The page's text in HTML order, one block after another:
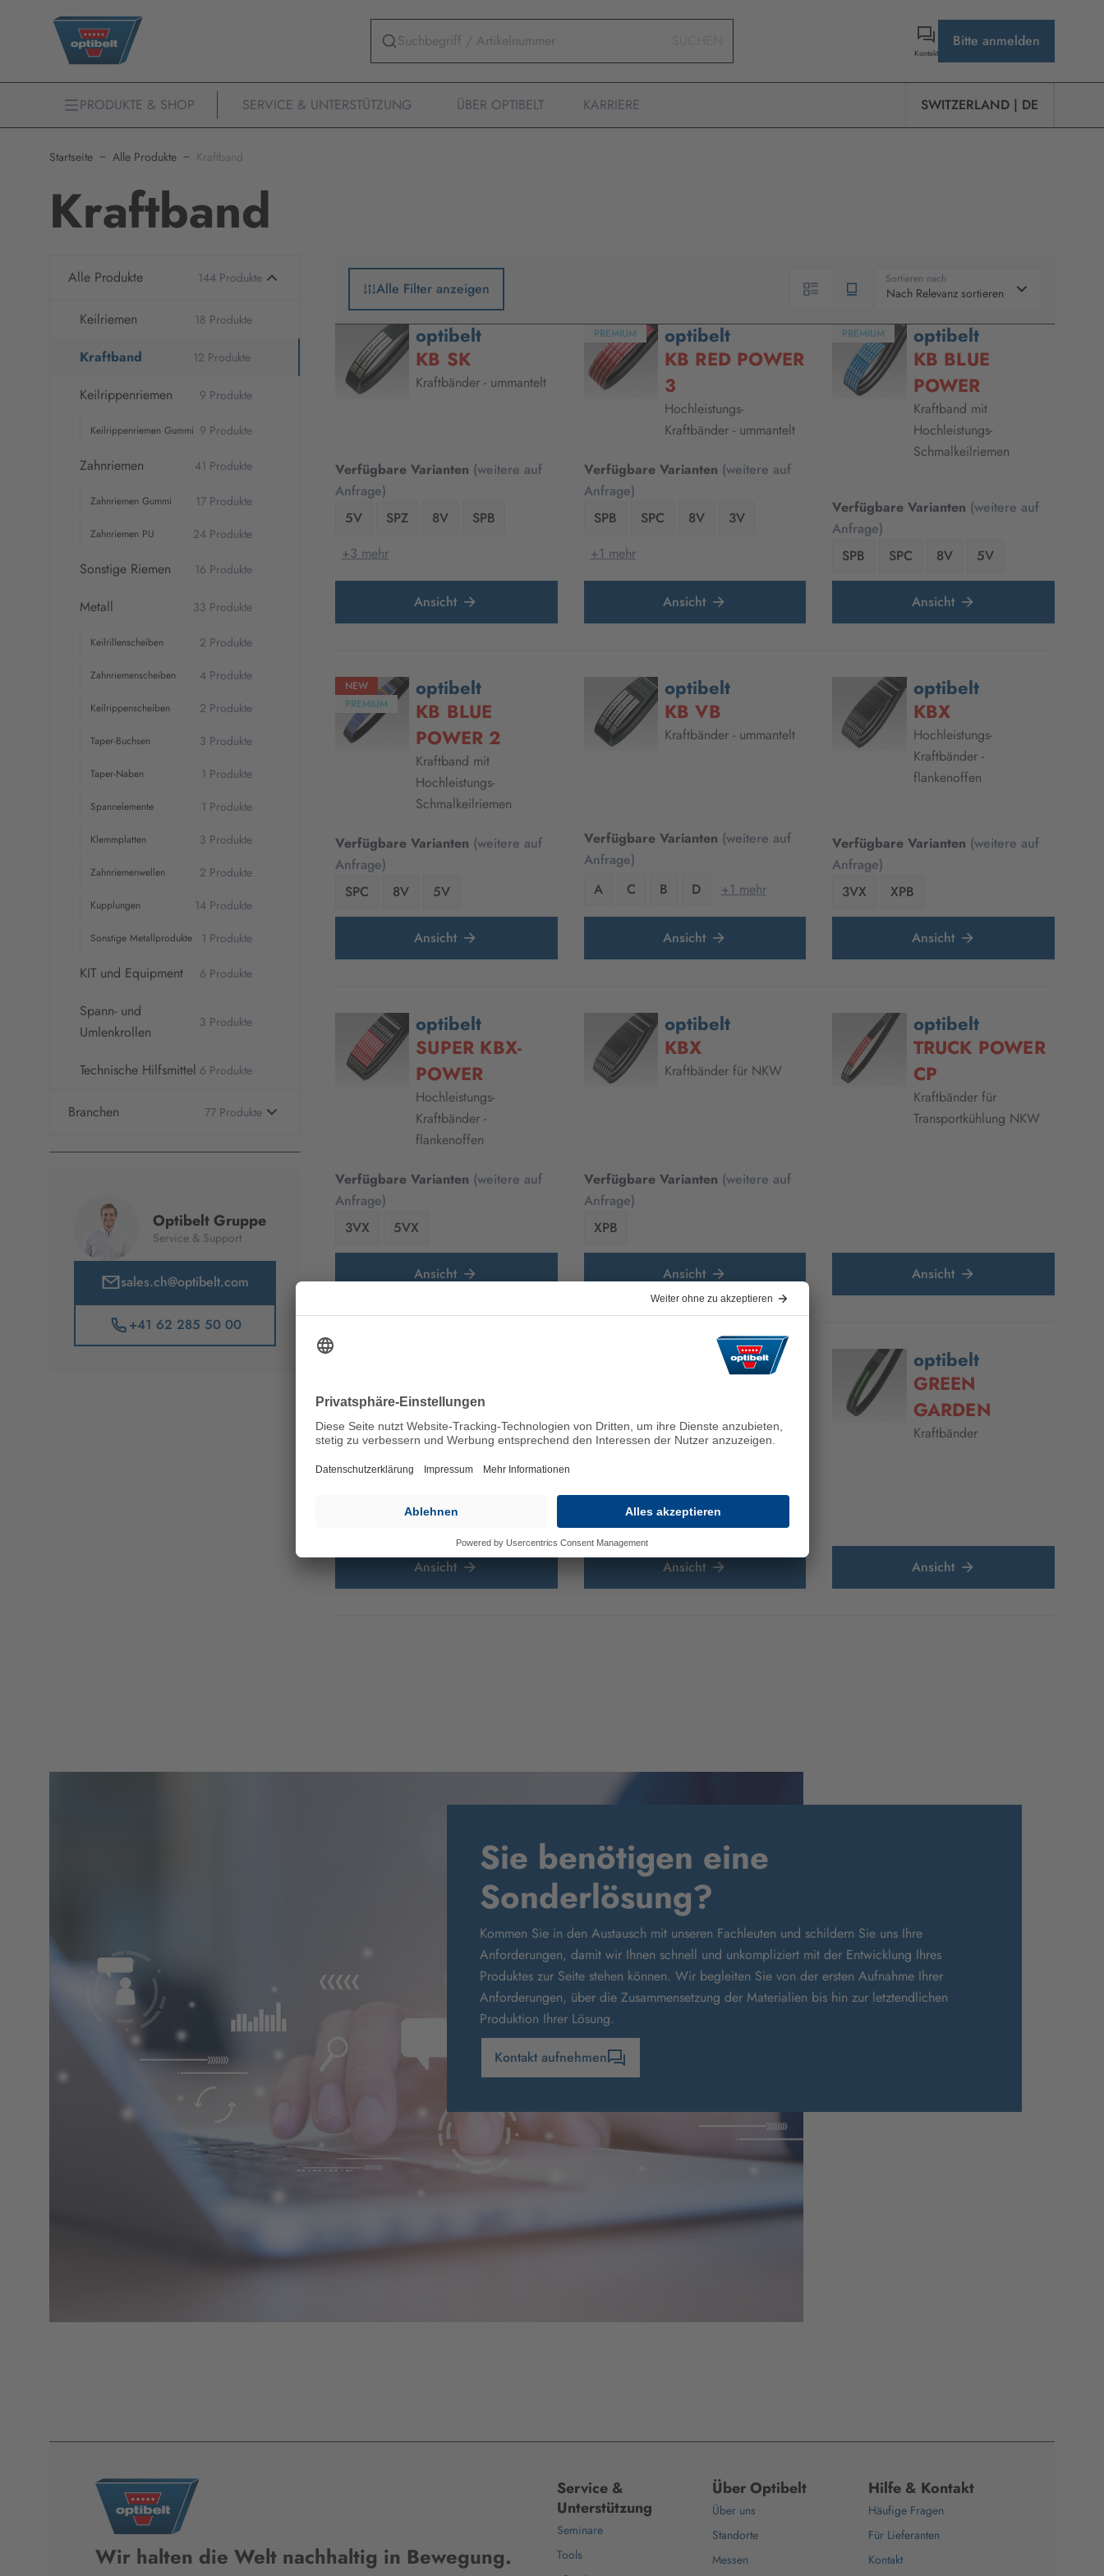
Kontakt
Bitte anmelden
PRODUKTE & SHOP SERVICE & UNTERSTÜTZUNG ÜBER OPTIBELT KARRIERE SWITZERLAND | DE
Startseite Alle Produkte Kraftband
Kraftband
Alle Produkte 144 Produkte
Keilriemen 18 Produkte
Kraftband 12 Produkte
Keilrippenriemen 9 Produkte
Keilrippenriemen Gummi 9 Produkte
Zahnriemen 41 Produkte
Zahnriemen Gummi 17 Produkte
Zahnriemen PU 24 Produkte
Sonstige Riemen 16 Produkte
Metall 33 Produkte
Keilrillenscheiben 2 Produkte
Zahnriemenscheiben 4 Produkte
Keilrippenscheiben 2 Produkte
Taper-Buchsen 3 Produkte
Taper-Naben 1 Produkte
Spannelemente 1 Produkte
Klemmplatten 3 Produkte
Zahnriemenwellen 2 Produkte
Kupplungen 14 Produkte
Sonstige Metallprodukte 1 Produkte
KIT und Equipment 6 Produkte
Spann- und
Umlenkrollen
3 Produkte
Technische Hilfsmittel 6 Produkte
Branchen 77 Produkte
Automotive 23 Produkte
Truck Power 11 Produkte
Druck & Papier 8 Produkte
Gartentechnik
Landtechnik 7 Produkte
Optibelt Gruppe
Service & Support
sales.ch@optibelt.com
+41 62 285 50 00
Alle Filter anzeigen Nach Relevanz sortieren
Sortieren nach
optibelt
KB SK
Kraftbänder - ummantelt
Verfügbare Varianten (weitere auf
Anfrage)
5V
SPZ 8V
SPB
+3 mehr
Ansicht
PREMIUM
optibelt
KB RED POWER
3
Hochleistungs-
Kraftbänder - ummantelt
Verfügbare Varianten (weitere auf
Anfrage)
SPB
SPC 8V
3V
+1 mehr
Ansicht
PREMIUM
optibelt
KB BLUE
POWER
Kraftband mit
Hochleistungs-
Schmalkeilriemen
Verfügbare Varianten (weitere auf
Anfrage)
SPB
SPC 8V 5V
Ansicht
NEW
PREMIUM
optibelt
KB BLUE
POWER 2
Kraftband mit
Hochleistungs-
Schmalkeilriemen
Verfügbare Varianten (weitere auf
Anfrage)
SPC
8V 5V
Ansicht
optibelt
KB VB
Kraftbänder - ummantelt
Verfügbare Varianten (weitere auf
Anfrage)
A
C B D +1 mehr
Ansicht
optibelt
KBX
Hochleistungs-
Kraftbänder -
flankenoffen
Verfügbare Varianten (weitere auf
Anfrage)
3VX
XPB
Ansicht
optibelt
SUPER KBX-
POWER
Hochleistungs-
Kraftbänder -
flankenoffen
Verfügbare Varianten (weitere auf
Anfrage)
3VX
5VX
Ansicht
optibelt
KBX
Kraftbänder für NKW
Verfügbare Varianten (weitere auf
Anfrage)
XPB
Ansicht
optibelt
TRUCK POWER
CP
Kraftbänder für
Transportkühlung NKW
Ansicht
KBX
Kraftbänder für NKW
Verfügbare Varianten (weitere auf
AVX10
Ansicht
optibelt
AGRO POWER
Ansicht
optibelt
GREEN
GARDEN
Kraftbänder
Ansicht
Sie benötigen eine
Sonderlösung?
Kommen Sie in den Austausch mit unseren Fachleuten und schildern Sie uns Ihre
Anforderungen, damit wir Ihnen schnell und unkompliziert mit der Entwicklung Ihres
Produktes zur Seite stehen können. Wir begleiten Sie von der ersten Aufnahme Ihrer
Anforderungen, über die Zusammensetzung der Materialien bis hin zur letztendlichen
Produktion Ihrer Lösung.
Kontakt aufnehmen
Wir halten die Welt nachhaltig in Bewegung.
Service &
Unterstützung
Seminare
Tools
Über Optibelt
Über uns
Standorte
Messen
Hilfe & Kontakt
Häufige Fragen
Für Lieferanten
Kontakt